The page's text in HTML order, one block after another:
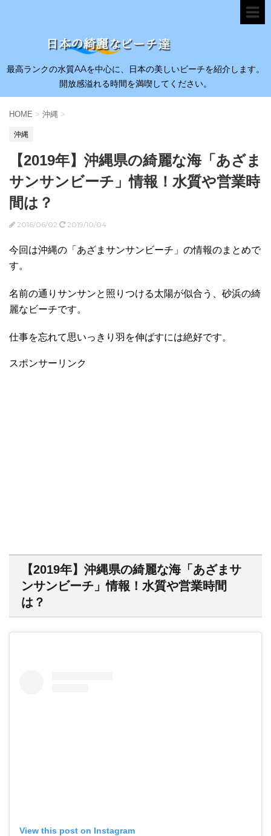
最高ランクの水質AAを中心に、日本の美しいビーチを紹介します。
開放感溢れる時間を満喫してください。
HOME > 沖縄 >
沖縄
【2019年】沖縄県の綺麗な海「あざま
サンサンビーチ」情報！水質や営業時
間は？
2016/06/02 2019/10/04
今回は沖縄の「あざまサンサンビーチ」の情報のまとめで
す。
名前の通りサンサンと照りつける太陽が似合う、砂浜の綺
麗なビーチです。
仕事を忘れて思いっきり羽を伸ばすには絶好です。
スポンサーリンク
【2019年】沖縄県の綺麗な海「あざまサ
ンサンビーチ」情報！水質や営業時間
は？
View this post on Instagram